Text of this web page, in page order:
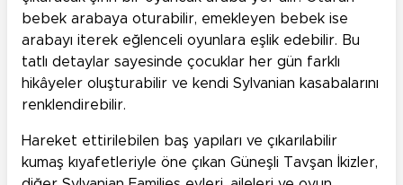
bebek arabaya oturabilir, emekleyen bebek ise
arabayı iterek eğlenceli oyunlara eşlik edebilir. Bu
tatlı detaylar sayesinde çocuklar her gün farklı
hikâyeler oluşturabilir ve kendi Sylvanian kasabalarını
renklendirebilir.
Hareket ettirilebilen baş yapıları ve çıkarılabilir
kumaş kıyafetleriyle öne çıkan Güneşli Tavşan İkizler,